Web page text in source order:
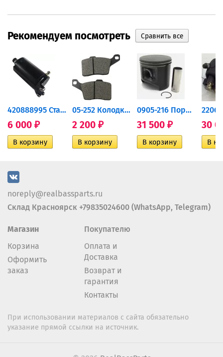
Рекомендуем посмотреть
420888995 Стартер для...
6 000 ₽
05-252 Колодки тормозные...
2 200 ₽
0905-216 Поршень Arctic Cat...
31 500 ₽ 30
noreply@realbassparts.ru
Склад Красноярск +79835024600 (WhatsApp, Telegram)
Магазин
Корзина
Оформить
заказ
Покупателю
Оплата и
Доставка
Возврат и
гарантия
Контакты
При использовании материалов с сайта обязательно
указание прямой ссылки на источник.